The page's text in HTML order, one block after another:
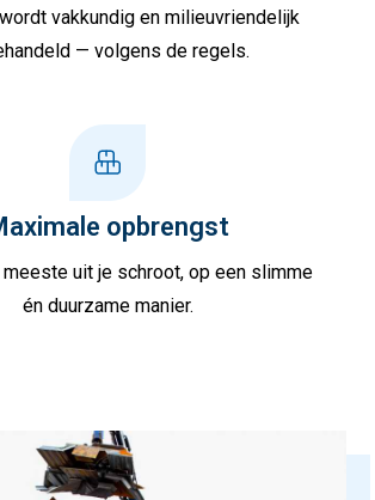
vakkundig en milieuvriendelijk
— volgens de regels.
opbrengst
uit je schroot, op een slimme
én duurzame manier.